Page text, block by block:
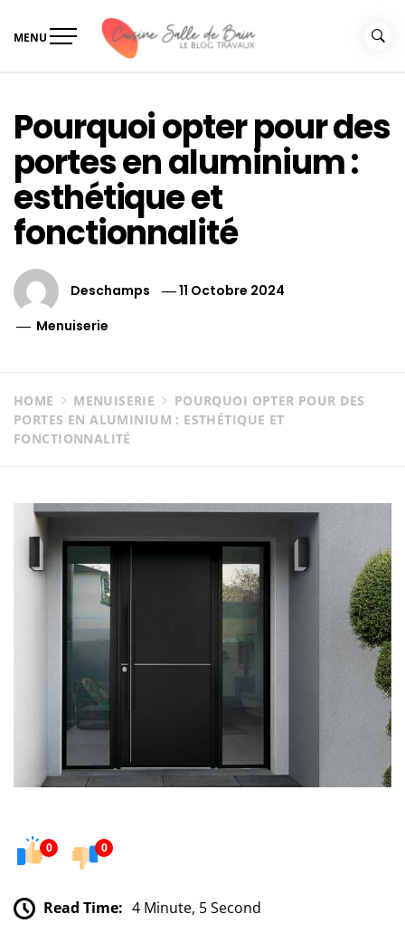
MENU
Pourquoi opter pour des
portes en aluminium :
esthétique et
fonctionnalité
Deschamps
11 Octobre 2024
Menuiserie
HOME MENUISERIE
POURQUOI OPTER POUR DES
PORTES EN ALUMINIUM : ESTHÉTIQUE ET
FONCTIONNALITÉ
0 0
Read Time: 4 Minute, 5 Second